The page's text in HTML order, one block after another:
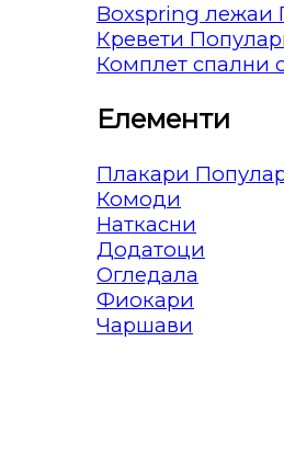
Boxspring лежаи
Кревети
Комплет спални
Елементи
Плакари
Комоди
Наткасни
Додатоци
Огледала
Фиокари
Чаршави